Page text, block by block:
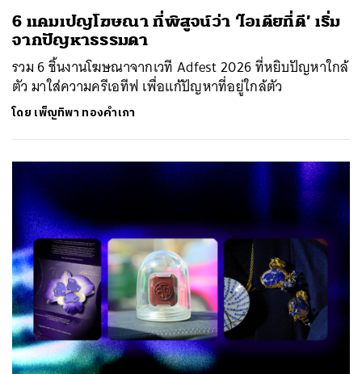
6 แคมเปญโฆษณา ที่พิสูจน์ว่า ‘ไอเดียที่ดี’ เริ่ม
จากปัญหาธรรมดา
รวม 6 ชิ้นงานโฆษณาจากเวที Adfest 2026 ที่หยิบปัญหาใกล้
ตัว มาใส่ความครีเอทีฟ เพื่อแก้ปัญหาที่อยู่ใกล้ตัว
โดย เพ็ญทิพา ทองคำเภา